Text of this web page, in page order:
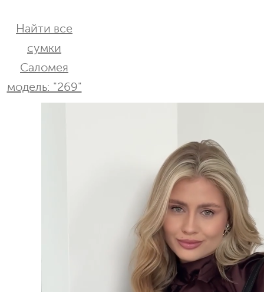
Найти все
сумки
Саломея
модель: "269"